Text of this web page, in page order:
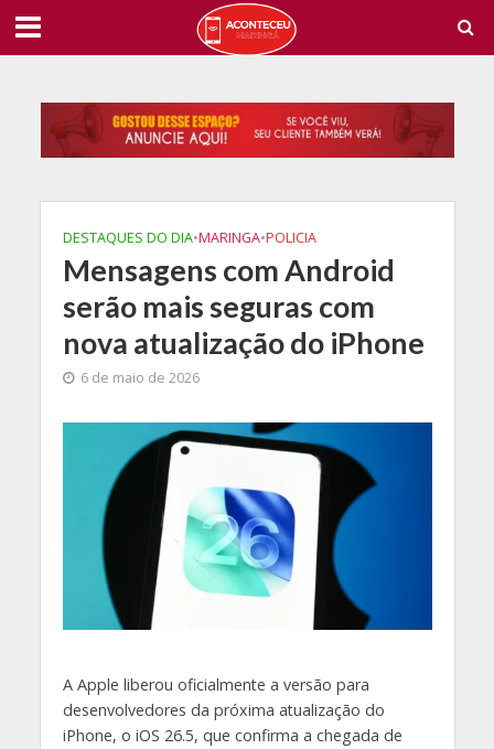
DESTAQUES DO DIA•MARINGA•POLICIA
Mensagens com Android
serão mais seguras com
nova atualização do iPhone
6 de maio de 2026
AApple liberou oficialmente a versão para
desenvolvedores da próxima atualização do
iPhone, o iOS 26.5, que confirma a chegada de